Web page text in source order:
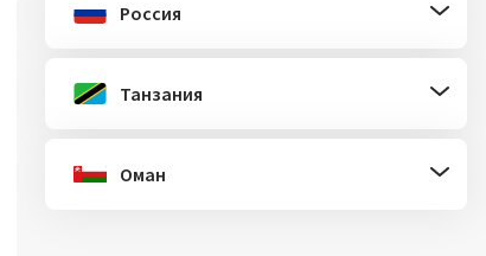
Россия
Танзания
Оман